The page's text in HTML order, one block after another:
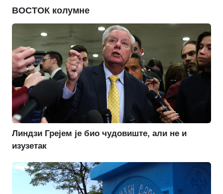
ВОСТОК колумне
Линдзи Грејем је био чудовиште, али не и
изузетак